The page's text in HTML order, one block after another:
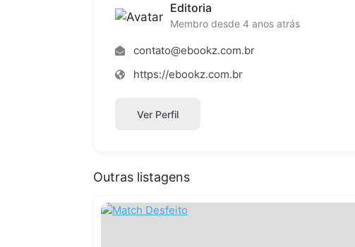
Editoria
Membro desde 4 anos atrás
contato@ebookz.com.br
https://ebookz.com.br
Ver Perfil
Outras listagens